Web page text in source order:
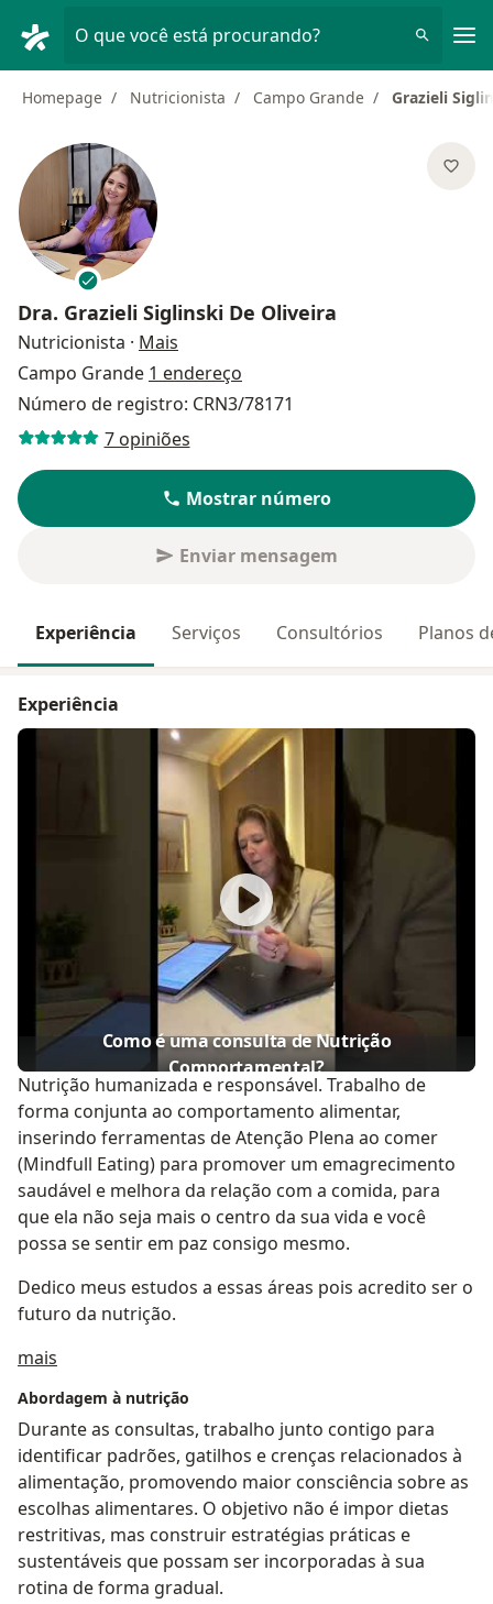
O que você está procurando?
Homepage Nutricionista Campo Grande Grazieli
Dra. Grazieli Siglinski De Oliveira
Nutricionista · Mais
Campo Grande 1 endereço
Número de registro: CRN3/78171
7 opiniões
Mostrar número
Enviar mensagem
Experiência Serviços Consultórios Planos
Experiência
Como é uma consulta de Nutrição
Comportamental?
Nutrição humanizada e responsável. Trabalho de
forma conjunta ao comportamento alimentar,
inserindo ferramentas de Atenção Plena ao comer
(Mindfull Eating) para promover um emagrecimento
saudável e melhora da relação com a comida, para
que ela não seja mais o centro da sua vida e você
possa se sentir em paz consigo mesmo.
Dedico meus estudos a essas áreas pois acredito ser o
futuro da nutrição.
mais
Abordagem à nutrição
Durante as consultas, trabalho junto contigo para
identificar padrões, gatilhos e crenças relacionados à
alimentação, promovendo maior consciência sobre as
escolhas alimentares. O objetivo não é impor dietas
restritivas, mas construir estratégias práticas e
sustentáveis que possam ser incorporadas à sua
rotina de forma gradual.